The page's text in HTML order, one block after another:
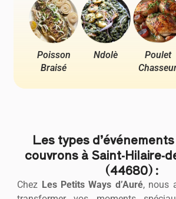
Poisson
Braisé
Ndolè
Poulet
Les types
couvrons à Saint-Hilaire-
(44680) :
Chez Les Petits Ways d’Auré, nous